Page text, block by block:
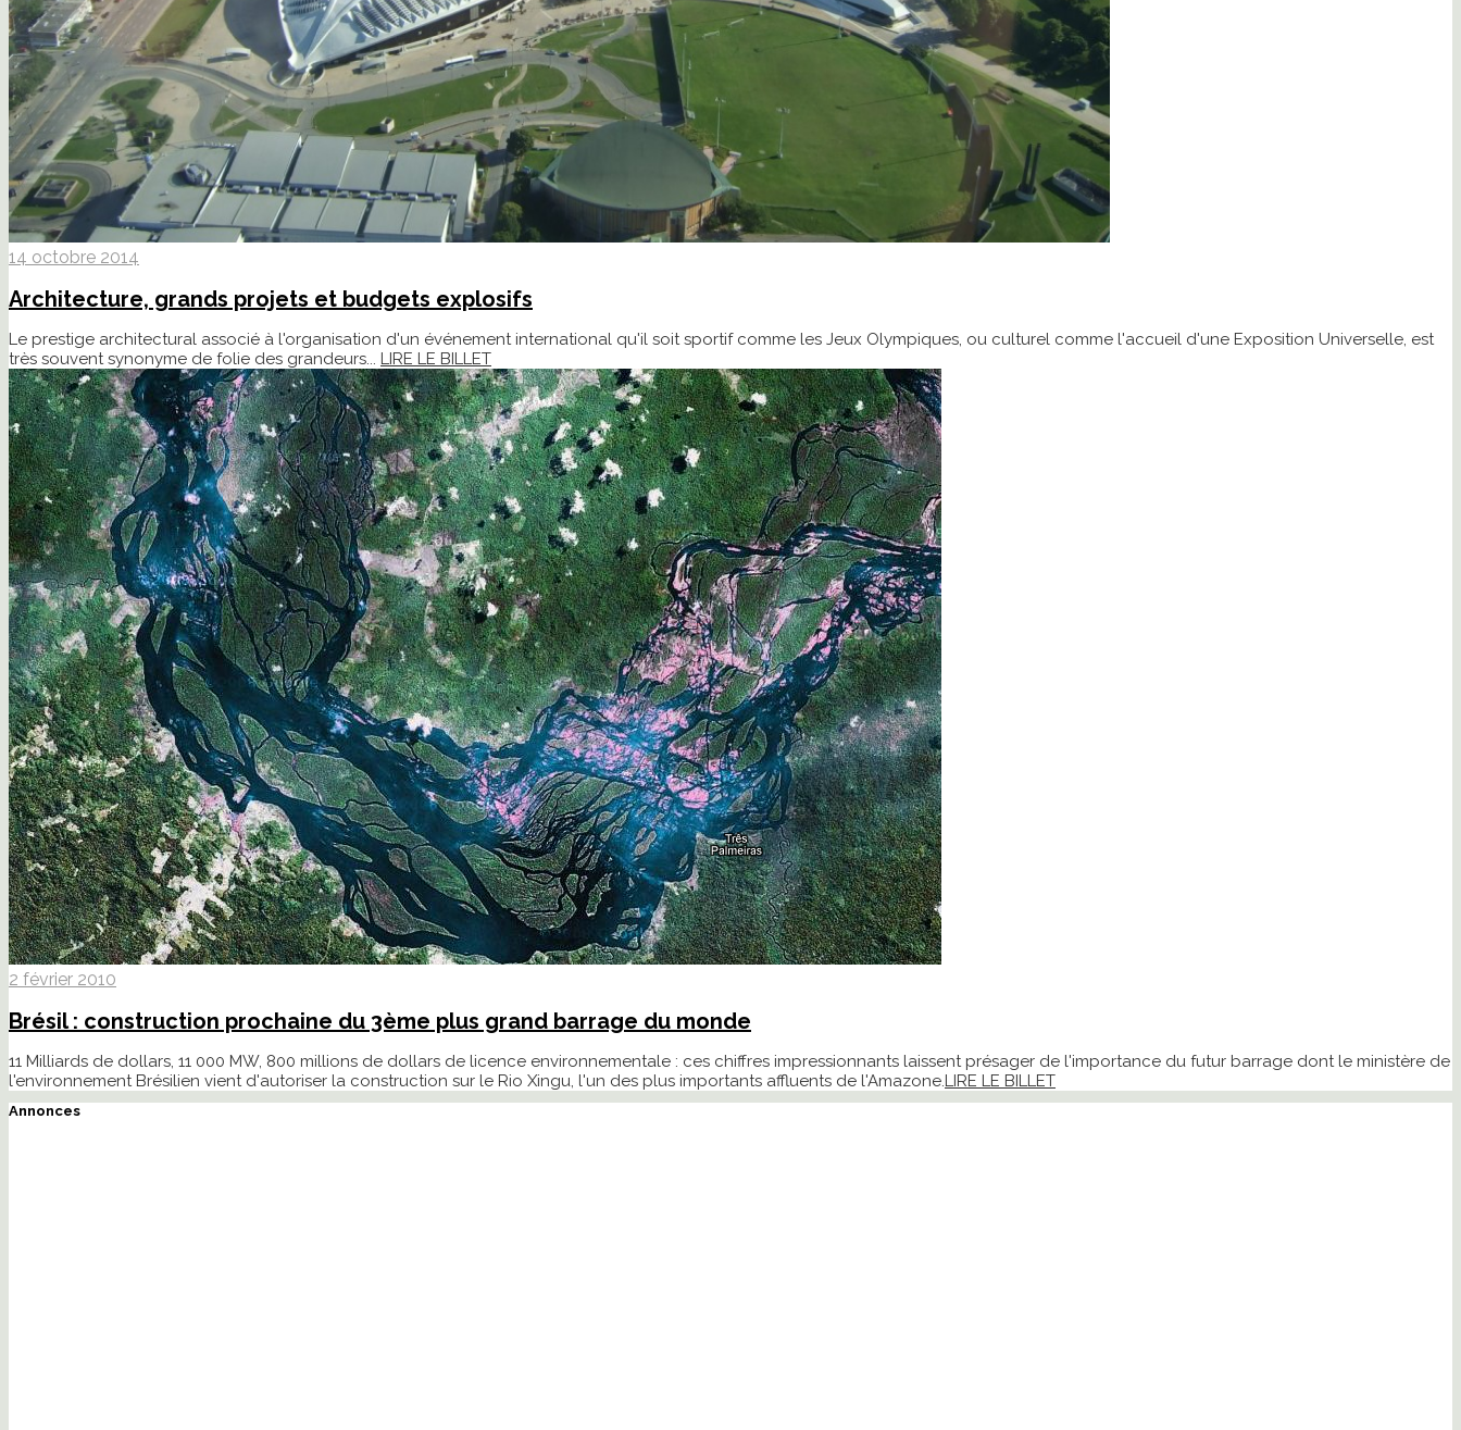
14 octobre 2014
Architecture, grands projets et budgets explosifs
Le prestige architectural associé à l'organisation d'un événement international qu'il soit sportif comme les Jeux Olympiques, ou culturel comme l'accueil d'une Exposition Universelle, est
très souvent synonyme de folie des grandeurs... LIRE LE BILLET
2 février 2010
Brésil : construction prochaine du 3ème plus grand barrage du monde
11 Milliards de dollars, 11 000 MW, 800 millions de dollars de licence environnementale : ces chiffres impressionnants laissent présager de l'importance du futur barrage dont le ministère de
l'environnement Brésilien vient d'autoriser la construction sur le Rio Xingu, l'un des plus importants affluents de l'Amazone.LIRE LE BILLET
Annonces